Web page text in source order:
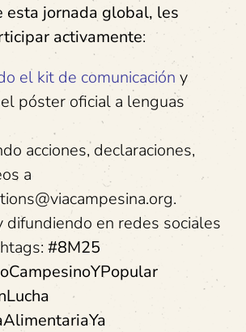
esta jornada global, les
activamente:
el kit de comunicación y
póster oficial a lenguas
acciones, declaraciones,
a
difundiendo en redes sociales
#8M25